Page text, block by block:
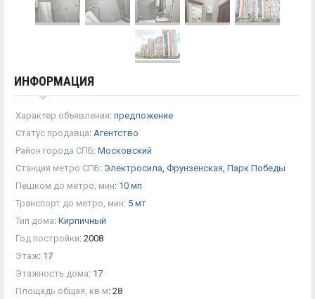
ИНФОРМАЦИЯ
Характер объявления: предложение
Статус продавца: Агентство
Район города СПБ: Московский
Станция метро СПБ: Электросила, Фрунзенская, Парк Победы
Пешком до метро, мин: 10 мп
Транспорт до метро, мин: 5 мт
Тип дома: Кирпичный
Год постройки: 2008
Этаж: 17
Этажность дома: 17
Площадь общая, кв.м: 28